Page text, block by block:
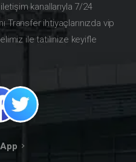
kanallarıyla 7/24
Transfer ihtiyaçlarınızda vip
ile tatilinize keyifle